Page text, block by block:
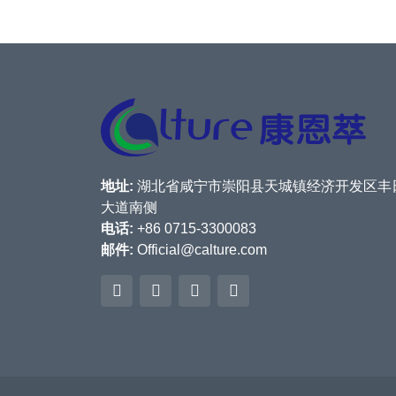
地址: 湖北省咸宁市崇阳县天城镇经济开发区丰
大道南侧
电话: +86 0715-3300083
邮件: Official@calture.com